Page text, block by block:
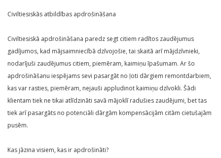
Civiltiesiskās atbildības apdrošināšana
Civiltiesiskā apdrošināšana paredz segt citiem radītos zaudējumus
gadījumos, kad mājsaimniecībā dzīvojošie, tai skaitā arī mājdzīvnieki,
nodarījuši zaudējumus citiem, piemēram, kaimiņu īpašumam. Ar šo
apdrošināšanu iespējams sevi pasargāt no ļoti dārgiem remontdarbiem,
kas var rasties, piemēram, nejauši appludinot kaimiņu dzīvokli. Šādi
klientam tiek ne tikai atlīdzināti savā mājoklī radušies zaudējumi, bet tas
tiek arī pasargāts no potenciāli dārgām kompensācijām citām cietušajām
pusēm.
Kas jāzina visiem, kas ir apdrošināti?